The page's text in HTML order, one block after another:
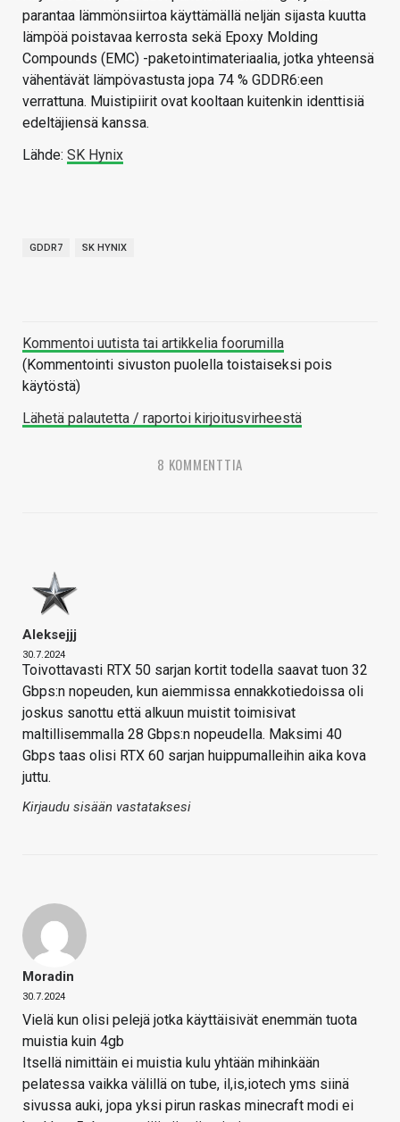
parantaa lämmönsiirtoa käyttämällä neljän sijasta kuutta
lämpöä poistavaa kerrosta sekä Epoxy Molding
Compounds (EMC) -paketointimateriaalia, jotka yhteensä
vähentävät lämpövastusta jopa 74 % GDDR6:een
verrattuna. Muistipiirit ovat kooltaan kuitenkin identtisiä
edeltäjiensä kanssa.
Lähde: SK Hynix
GDDR7 SK HYNIX
Kommentoi uutista tai artikkelia foorumilla
(Kommentointi sivuston puolella toistaiseksi pois
käytöstä)
Lähetä palautetta / raportoi kirjoitusvirheestä
8 KOMMENTTIA
Aleksejjj
30.7.2024
Toivottavasti RTX 50 sarjan kortit todella saavat tuon 32
Gbps:n nopeuden, kun aiemmissa ennakkotiedoissa oli
joskus sanottu että alkuun muistit toimisivat
maltillisemmalla 28 Gbps:n nopeudella. Maksimi 40
Gbps taas olisi RTX 60 sarjan huippumalleihin aika kova
juttu.
Kirjaudu sisään vastataksesi
Moradin
30.7.2024
Vielä kun olisi pelejä jotka käyttäisivät enemmän tuota
muistia kuin 4gb
Itsellä nimittäin ei muistia kulu yhtään mihinkään
pelatessa vaikka välillä on tube, il,is,iotech yms siinä
sivussa auki, jopa yksi pirun raskas minecraft modi ei